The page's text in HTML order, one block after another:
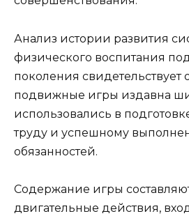
Анализ истории развития
физического воспитания
поколения свидетельствует
подвижные игры издавна
использовались в
труду и успешному
обязанностей.
Содержание игры
двигательные действия,